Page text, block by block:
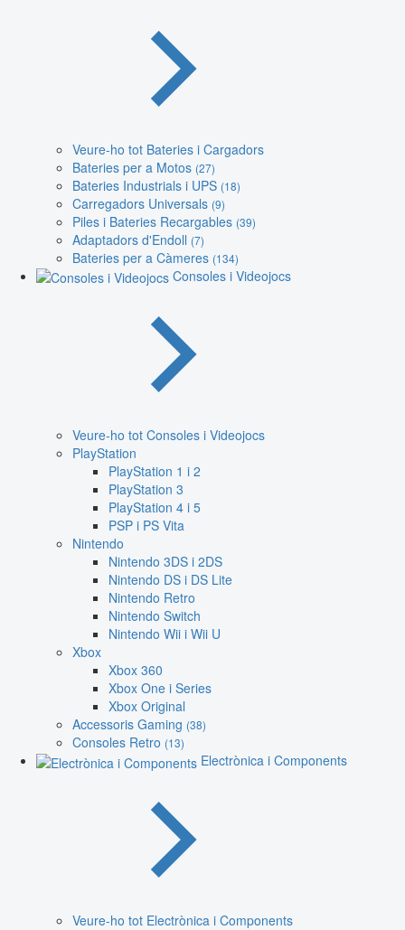
Veure-ho tot Bateries i Cargadors
Bateries per a Motos (27)
Bateries Industrials i UPS (18)
Carregadors Universals (9)
Piles i Bateries Recargables (39)
Adaptadors d'Endoll (7)
Bateries per a Càmeres (134)
Consoles i Videojocs
Veure-ho tot Consoles i Videojocs
PlayStation
PlayStation 1 i 2
PlayStation 3
PlayStation 4 i 5
PSP i PS Vita
Nintendo
Nintendo 3DS i 2DS
Nintendo DS i DS Lite
Nintendo Retro
Nintendo Switch
Nintendo Wii i Wii U
Xbox
Xbox 360
Xbox One i Series
Xbox Original
Accessoris Gaming (38)
Consoles Retro (13)
Electrònica i Components
Veure-ho tot Electrònica i Components